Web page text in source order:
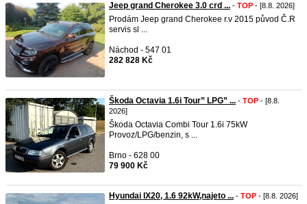
Jeep grand Cherokee 3.0 crd ... - TOP - [8.8. 2026]
Prodám Jeep grand Cherokee r.v 2015 původ Č.R
servis sl ...
Náchod - 547 01
282 828 Kč
Škoda Octavia 1.6i Tour” LPG” ... - TOP - [8.8.
2026]
Škoda Octavia Combi Tour 1.6i 75kW
Provoz/LPG/benzin, s ...
Brno - 628 00
79 900 Kč
Hyundai IX20, 1.6 92kW,najeto ... - TOP - [8.8. 2026]